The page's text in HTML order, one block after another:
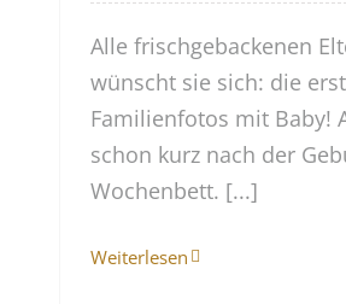
Alle frischgebackenen
wünscht sie sich: die
Familienfotos mit Baby!
schon kurz nach der
Wochenbett. [...]
Weiterlesen